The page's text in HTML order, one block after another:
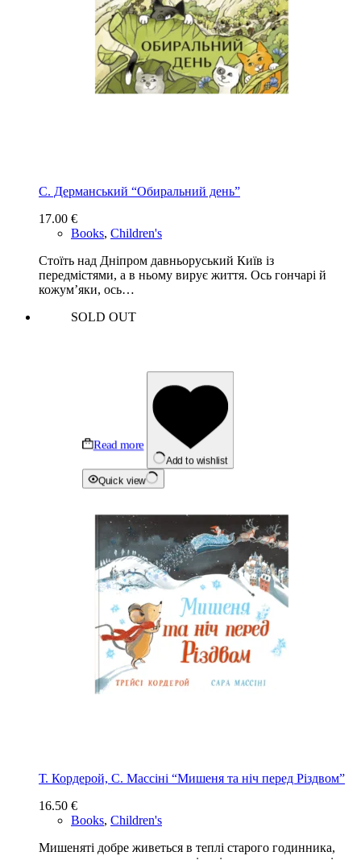
С. Дерманський “Обиральний день”
17.00 €
Books, Children's
Стоїть над Дніпром давньоруський Київ із
передмістями, а в ньому вирує життя. Ось гончарі й
кожум’яки, ось…
SOLD OUT
Read more
Add to wishlist
Quick view
Т. Кордерой, С. Массіні “Мишеня та ніч перед Різдвом”
16.50 €
Books, Children's
Мишеняті добре живеться в теплі старого годинника,